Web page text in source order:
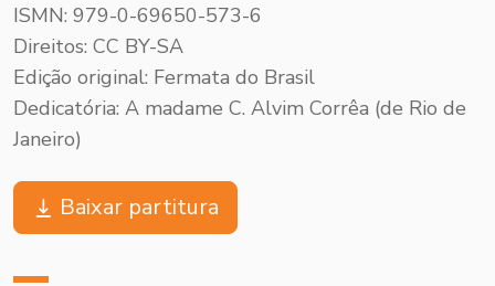
ISMN: 979-0-69650-573-6
Direitos: CC BY-SA
Edição original: Fermata do Brasil
Dedicatória: A madame C. Alvim Corrêa (de Rio de
Janeiro)
Baixar partitura